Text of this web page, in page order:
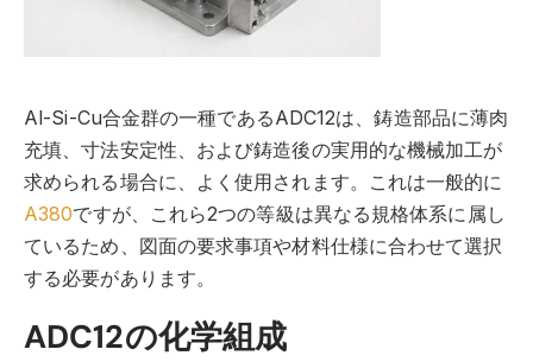
Al-Si-Cu合金群の一種であるADC12は、鋳造部品に薄肉
充填、寸法安定性、および鋳造後の実用的な機械加工が
求められる場合に、よく使用されます。これは一般的に
A380ですが、これら2つの等級は異なる規格体系に属し
ているため、図面の要求事項や材料仕様に合わせて選択
する必要があります。
ADC12の化学組成